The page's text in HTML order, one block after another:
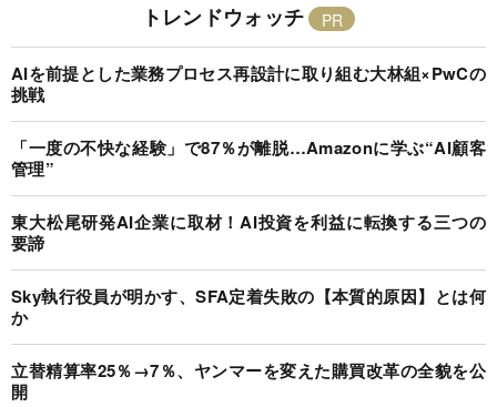
トレンドウォッチ
AIを前提とした業務プロセス再設計に取り組む大林組×PwCの
挑戦
「一度の不快な経験」で87％が離脱…Amazonに学ぶ“AI顧客
管理”
東大松尾研発AI企業に取材！AI投資を利益に転換する三つの
要諦
Sky執行役員が明かす、SFA定着失敗の【本質的原因】とは何
か
立替精算率25％→7％、ヤンマーを変えた購買改革の全貌を公
開